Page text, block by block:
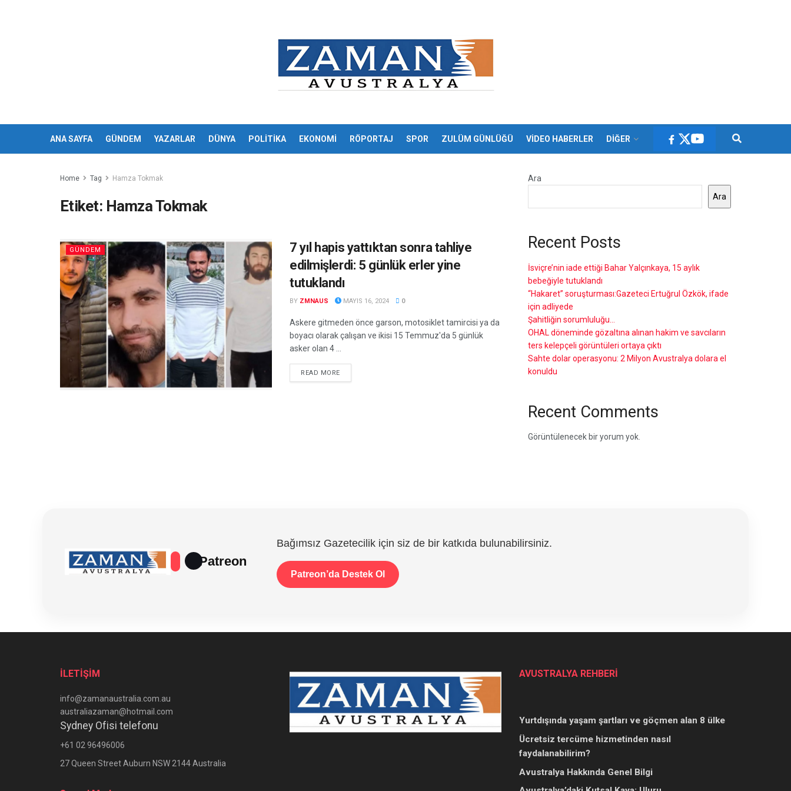
ANA SAYFA GÜNDEM YAZARLAR DÜNYA POLİTİKA EKONOMİ RÖPORTAJ SPOR ZULÜM GÜNLÜĞÜ VİDEO HABERLER DİĞER
Home Tag Hamza Tokmak
Etiket: Hamza Tokmak
GÜNDEM
7 yıl hapis yattıktan sonra tahliye
edilmişlerdi: 5 günlük erler yine
tutuklandı
BY ZMNAUS MAYIS 16, 2024 0
Askere gitmeden önce garson, motosiklet tamircisi ya da
boyacı olarak çalışan ve ikisi 15 Temmuz'da 5 günlük
asker olan 4 ...
READ MOREDETAILS
Ara
Ara
Recent Posts
İsviçre’nin iade ettiği Bahar Yalçınkaya, 15 aylık
bebeğiyle tutuklandı
“Hakaret” soruşturması:Gazeteci Ertuğrul Özkök, ifade
için adliyede
Şahitliğin sorumluluğu…
OHAL döneminde gözaltına alınan hakim ve savcıların
ters kelepçeli görüntüleri ortaya çıktı
Sahte dolar operasyonu: 2 Milyon Avustralya dolara el
konuldu
Recent Comments
Görüntülenecek bir yorum yok.
Patreon
Bağımsız Gazetecilik için siz de bir katkıda bulunabilirsiniz.
Patreon’da Destek Ol
İLETİŞİM
info@zamanaustralia.com.au
australiazaman@hotmail.com
Sydney Ofisi telefonu
+61 02 96496006
27 Queen Street Auburn NSW 2144 Australia
AVUSTRALYA REHBERİ
Yurtdışında yaşam şartları ve göçmen alan 8 ülke
Ücretsiz tercüme hizmetinden nasıl
faydalanabilirim?
Avustralya Hakkında Genel Bilgi